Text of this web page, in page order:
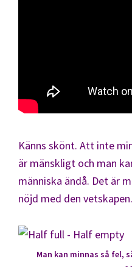
Känns skönt. Att inte
är mänskligt och man
människa ändå. Det är
nöjd med den
Man kan minnas så fel,